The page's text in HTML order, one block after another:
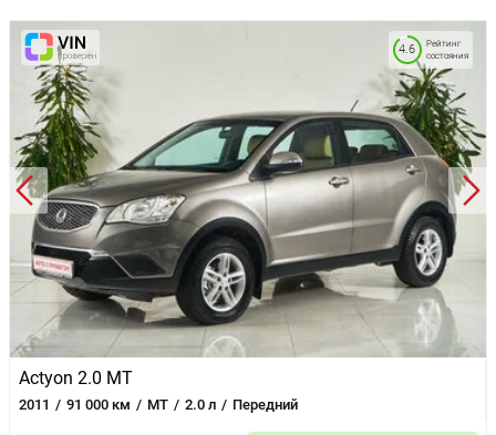
Actyon 2.0 MT
2011 91 000 км MT 2.0 л Передний
Рейтинг
состояния
4.6